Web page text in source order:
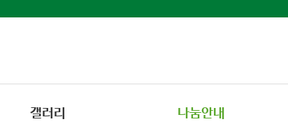
갤러리 나눔안내